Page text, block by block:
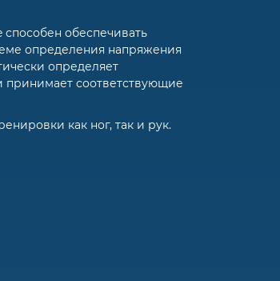
обеспечивать
определения напряжения
определяет
принимает соответствующие
как ног, так и рук.